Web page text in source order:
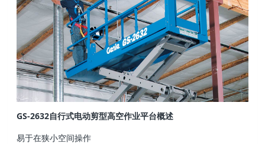
GS-2632自行式电动剪型高空作业平台概述
易于在狭小空间操作